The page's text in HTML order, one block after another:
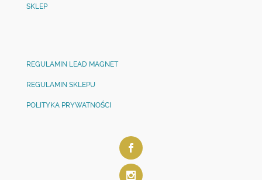
SKLEP
REGULAMIN LEAD MAGNET
REGULAMIN SKLEPU
POLITYKA PRYWATNOŚCI